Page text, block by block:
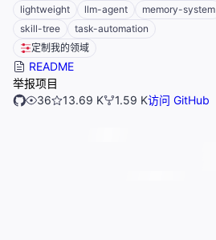
lightweight
llm-agent memory-system
skill-tree
task-automation
定制我的领域
README
举报项目
36
13.69 K 1.59 K访问 GitHub